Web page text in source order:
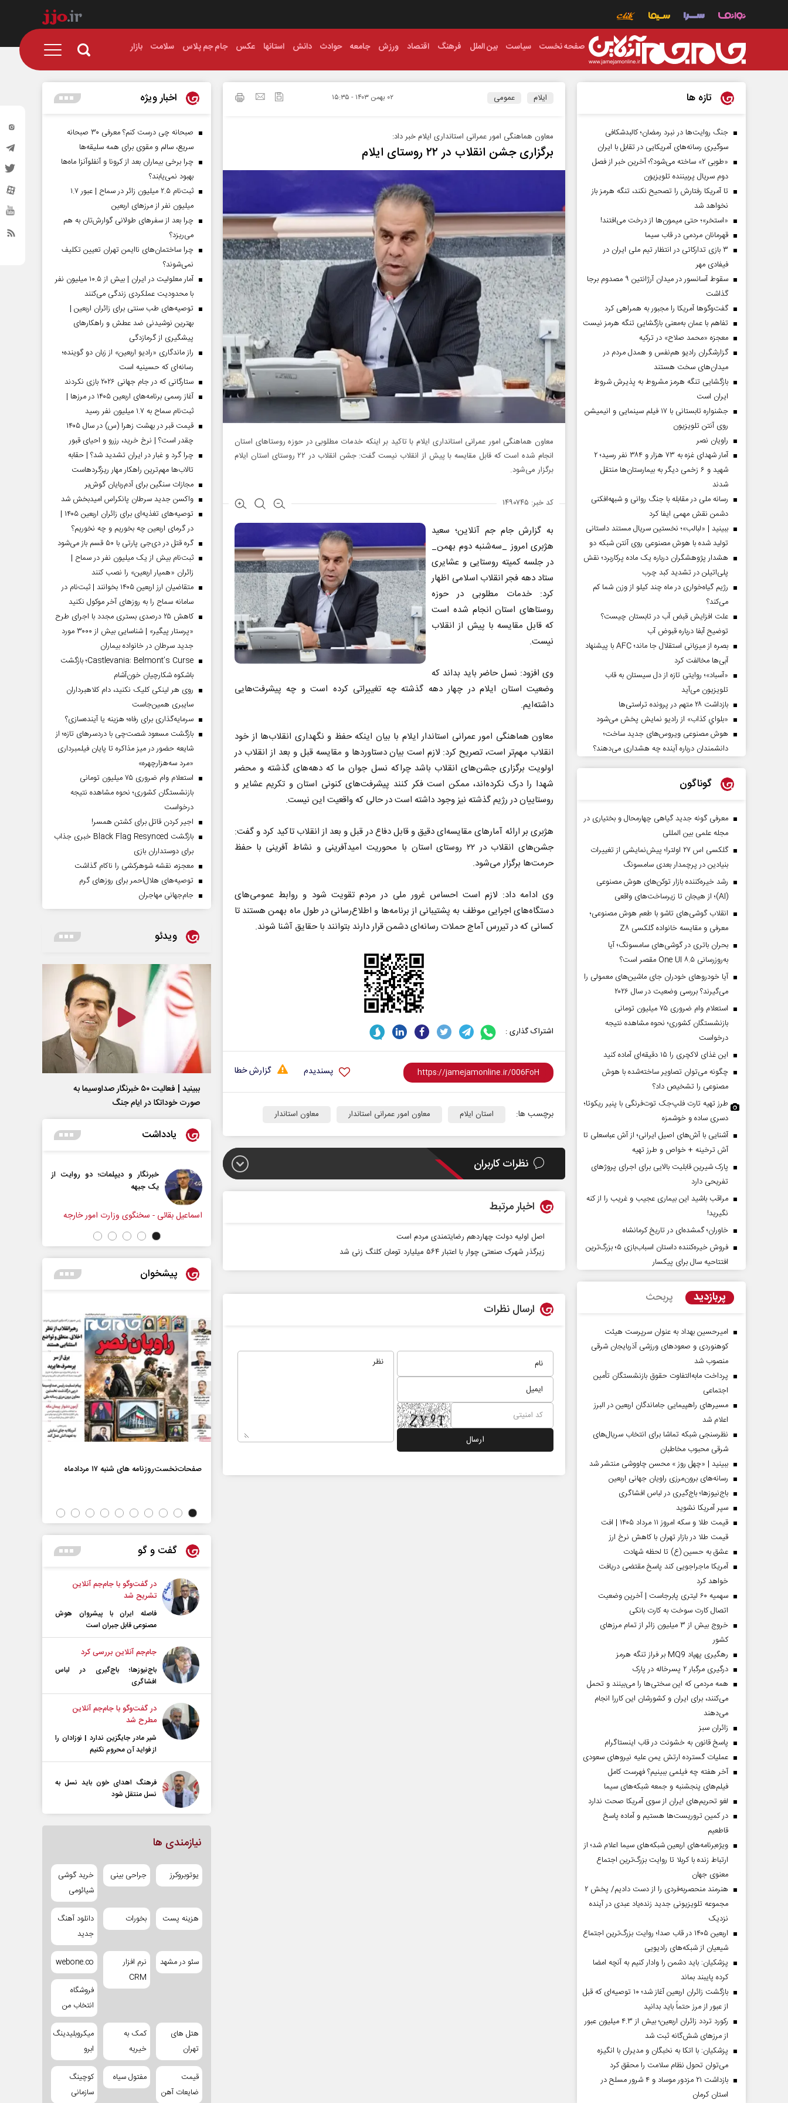
صفحه نخست سیاست بین الملل فرهنگ اقتصاد ورزش جامعه حوادث دانش استانها عکس جام جم پلاس سلامت بازار
ایلام عمومی ۰۲ بهمن ۱۴۰۳ - ۱۵:۳۵
معاون هماهنگی امور عمرانی استانداری ایلام خبر داد:
برگزاری جشن انقلاب در ۲۲ روستای ایلام
معاون هماهنگی امور عمرانی استانداری ایلام با تاکید بر اینکه خدمات مطلوبی در حوزه روستاهای استان
انجام شده است که قابل مقایسه با پیش از انقلاب نیست گفت: جشن انقلاب در ۲۲ روستای استان ایلام
برگزار می‌شود.
کد خبر: ۱۴۹۰۷۴۵
به گزارش جام جم آنلاین؛ سعید
هژبری امروز _سه‌شنبه دوم بهمن_
در جلسه کمیته روستایی و عشایری
ستاد دهه فجر انقلاب اسلامی اظهار
کرد: خدمات مطلوبی در حوزه
روستا‌های استان انجام شده است
که قابل مقایسه با پیش از انقلاب
نیست.
وی افزود: نسل حاضر باید بداند که
وضعیت استان ایلام در چهار دهه گذشته چه تغییراتی کرده است و چه پیشرفت‌هایی
داشته‌ایم.
معاون هماهنگی امور عمرانی استاندار ایلام با بیان اینکه حفظ و نگهداری انقلاب‌ها از خود
انقلاب مهم‌تر است، تصریح کرد: لازم است بیان دستاورد‌ها و مقایسه قبل و بعد از انقلاب در
اولویت برگزاری جشن‌های انقلاب باشد چراکه نسل جوان ما که دهه‌های گذشته و محضر
شهدا را درک نکرده‌اند، ممکن است فکر کنند پیشرفت‌های کنونی استان و تکریم عشایر و
روستاییان در رژیم گذشته نیز وجود داشته است در حالی که واقعیت این نیست.
هژبری بر ارائه آمار‌های مقایسه‌ای دقیق و قابل دفاع در قبل و بعد از انقلاب تاکید کرد و گفت:
جشن‌های انقلاب در ۲۲ روستای استان با محوریت امیدآفرینی و نشاط آفرینی با حفظ
حرمت‌ها برگزار می‌شود.
وی ادامه داد: لازم است احساس غرور ملی در مردم تقویت شود و روابط عمومی‌های
دستگاه‌های اجرایی موظف به پشتیبانی از برنامه‌ها و اطلاع‌رسانی در طول ماه بهمن هستند تا
کسانی که در تیررس آماج حملات رسانه‌ای دشمن قرار دارند بتوانند با حقایق آشنا شوند.
اشتراک گذاری :
گزارش خطا پسندیدم
برچسب ها: استان ایلام معاون امور عمرانی استاندار معاون استاندار
نظرات کاربران
اخبار مرتبط
اصل اولیه دولت چهاردهم رضایتمندی مردم است
زیرگذر شهرک صنعتی چوار با اعتبار ۵۶۴ میلیارد تومان کلنگ زنی شد
ارسال نظرات
تازه ها
جنگ روایت‌ها در نبرد رمضان؛ کالبدشکافی
سوگیری رسانه‌های آمریکایی در تقابل با ایران
«طوبی ۲» ساخته می‌شود؟؛ آخرین خبر از فصل
دوم سریال پربیننده تلویزیون
تا آمریکا رفتارش را تصحیح نکند، تنگه هرمز باز
نخواهد شد
«استخر»‌‌؛ حتی میمون‌ها از درخت می‌افتند!
قهرمانان مردمی در قاب سیما
۳ بازی تدارکاتی در انتظار تیم ملی ایران در
فیفادی مهر
سقوط آسانسور در میدان آرژانتین ۹ مصدوم برجا
گذاشت
گفت‌وگوها آمریکا را مجبور به همراهی کرد
تفاهم با عمان به‌معنی بازگشایی تنگه هرمز نیست
معجزه «محمد صلاح» در ترکیه
گزارشگران رادیو هم‌نفس و همدل مردم در
میدان‌های سخت هستند
بازگشایی تنگه هرمز مشروط به پذیرش شروط
ایران است
جشنواره تابستانی با ۱۷ فیلم سینمایی و انیمیشن
روی آنتن تلویزیون
راویان نصر
آمار شهدای غزه به ۷۳ هزار و ۳۸۴ نفر رسید؛ ۲
شهید و ۶ زخمی دیگر به بیمارستان‌ها منتقل
شدند
رسانه ملی در مقابله با جنگ روانی و شبهه‌افکنی
دشمن نقش مهمی ایفا کرد
ببینید | «لبالب»؛ نخستین سریال مستند داستانی
تولید شده با هوش مصنوعی روی آنتن شبکه دو
هشدار پژوهشگران درباره یک ماده پرکاربرد؛ نقش
پلی‌اتیلن در تشدید کبد چرب
رژیم گیاه‌خواری در ماه چند کیلو از وزن شما کم
می‌کند؟
علت افزایش قبض آب در تابستان چیست؟
توضیح آبفا درباره قبوض آب
بصره از میزبانی استقلال جا ماند؛ AFC با پیشنهاد
آبی‌ها مخالفت کرد
«آسباد»؛ روایتی تازه از دل سیستان به قاب
تلویزیون می‌آید
بازداشت ۲۸ متهم در پرونده تراستی‌ها
«بلواي کذاب» از رادیو نمایش پخش می‌شود
هوش مصنوعی ویروس‌های جدید ساخت؛
دانشمندان درباره آینده چه هشداری می‌دهند؟
گوناگون
معرفی گونه جدید گیاهی چهارمحال و بختیاری در
مجله علمی بین المللی
گلکسی اس ۲۷ اولترا؛ پیش‌نمایشی از تغییرات
بنیادین در پرچمدار بعدی سامسونگ
رشد خیره‌کننده بازار توکن‌های هوش مصنوعی
(AI)؛ از هیجان تا زیرساخت‌های واقعی
انقلاب گوشی‌های تاشو‌ با طعم هوش مصنوعی؛
معرفی و مقایسه خانواده گلکسی Z۸
بحران باتری در گوشی‌های سامسونگ؛ آیا
به‌روزرسانی One UI ۸.۵ مقصر است؟
آیا خودروهای خودران جای ماشین‌های معمولی را
می‌گیرند؟ بررسی وضعیت در سال ۲۰۲۶
استعلام وام ضروری ۷۵ میلیون تومانی
بازنشستگان کشوری؛ نحوه مشاهده نتیجه
درخواست
این غذای لاکچری را ۱۵ دقیقه‌ای آماده کنید
چگونه می‌توان تصاویر ساخته‌شده با هوش
مصنوعی را تشخیص داد؟
طرز تهیه تارت فلپ‌جک توت‌فرنگی با پنیر ریکوتا؛
دسری ساده و خوشمزه
آشنایی با آش‌های اصیل ایرانی؛ از آش عباسعلی تا
آش ترخینه + خواص و طرز تهیه
پارک شیرین قابلیت‌ بالایی برای اجرای پروژهای
تفریحی دارد
مراقب باشید این بیماری عجیب و غریب را از کنه
نگیرید!
خاوران؛ گمشده‌ای در تاریخ کرمانشاه
فروش خیره‌کننده داستان اسباب‌بازی ۵؛ بزرگ‌ترین
افتتاحیه سال برای پیکسار
پربازدید پربحث
امیرحسین بهداد به عنوان سرپرست هیئت
کوهنوردی و صعودهای ورزشی آذربایجان شرقی
منصوب شد
پرداخت مابه‌التفاوت حقوق بازنشستگان تأمین
اجتماعی
مسیر‌های راهپیمایی جاماندگان اربعین در البرز
اعلام شد
نظرسنجی شبکه تماشا برای انتخاب سریال‌های
شرقی محبوب مخاطبان
ببینید | «چهل روز » محسن چاووشی منتشر شد
رسانه‌های برون‌مرزی راویان جهانی اربعین
باج‌نیوزها؛ باج‌گیری در لباس افشاگری
سپر آمریکا نشوید
قیمت طلا و سکه امروز ۱۱ مرداد ۱۴۰۵ | افت
قیمت طلا در بازار تهران با کاهش نرخ ارز
عشق به حسین (ع) تا لحظه شهادت
آمریکا ماجراجویی کند پاسخ مقتضی دریافت
خواهد کرد
سهمیه ۶۰ لیتری پابرجاست | آخرین وضعیت
اتصال کارت سوخت به کارت بانکی
خروج بیش از ۳ میلیون زائر از تمام مرز‌های
کشور
رهگیری پهپاد MQ9 بر فراز تنگه هرمز
درگیری مرگبار ۲ پسرخاله در پارک
همه مردمی که این سختی‌ها را می‌بینند و تحمل
می‌کنند، برای ایران و کشورشان این کاررا انجام
می‌دهند
‌زائران سبز
پاسخ قانون به خشونت در قاب اینستاگرام
عملیات گسترده ارتش یمن علیه نیروهای سعودی
آخر هفته چه فیلمی ببینیم؟ فهرست کامل
فیلم‌های پنجشنبه و جمعه شبکه‌های سیما
لغو تحریم‌های ایران از سوی آمریکا صحت ندارد
در کمین تروریست‌ها هستیم و آماده پاسخ
قاطعیم
ویژه‌برنامه‌های اربعین شبکه‌های سیما اعلام شد؛ از
ارتباط زنده با کربلا تا روایت بزرگ‌ترین اجتماع
معنوی جهان
هنرمند منحصر‌به‌فردی را از دست دادیم/ پخش ۲
مجموعه تلویزیونی جدید زنده‌یاد عبدی در آینده
نزدیک
اربعین ۱۴۰۵ در قاب صدا؛ روایت بزرگ‌ترین اجتماع
شیعیان از شبکه‌های رادیویی
پزشکیان: باید دشمن را وادار کنیم به آنچه امضا
کرده پایبند بماند
بازگشت زائران اربعین آغاز شد؛ ۱۰ توصیه‌ای که قبل
از عبور از مرز حتماً باید بدانید
رکورد تردد زائران اربعین؛ بیش از ۴.۳ میلیون عبور
از مرزهای شش‌گانه ثبت شد
پزشکیان: با اتکا به نخبگان و مدیران با انگیزه
می‌توان تحول نظام سلامت را محقق کرد
بازداشت ۲۱ مزدور موساد و ۴ شرور مسلح در
استان کرمان
اخبار ویژه
صبحانه چی درست کنم؟ معرفی ۳۰ صبحانه
سریع، سالم و مقوی برای همه سلیقه‌ها
چرا برخی بیماران بعد از کرونا و آنفلوآنزا ماه‌ها
بهبود نمی‌یابند؟
ثبت‌نام ۲.۵ میلیون زائر در سماح | عبور ۱.۷
میلیون نفر از مرز‌های اربعین
چرا بعد از سفرهای طولانی گوارش‌تان به هم
می‌ریزد؟
چرا ساختمان‌های ناایمن تهران تعیین تکلیف
نمی‌شوند؟
آمار معلولیت در ایران | بیش از ۱۰.۵ میلیون نفر
با محدودیت عملکردی زندگی می‌کنند
توصیه‌های طب سنتی برای زائران اربعین |
بهترین نوشیدنی ضد عطش و راهکارهای
پیشگیری از گرمازدگی
راز ماندگاری «رادیو اربعین» از زبان دو گوینده؛
رسانه‌ای که حسینیه است
ستارگانی که در جام جهانی ۲۰۲۶ بازی نکردند
آغاز رسمی برنامه‌های اربعین ۱۴۰۵ در مرز‌ها |
ثبت‌نام سماح به ۱.۷ میلیون نفر رسید
قیمت قبر در بهشت زهرا (س) در سال ۱۴۰۵
چقدر است؟ | نرخ خرید، رزرو و احیای قبور
چرا گرد و غبار در ایران تشدید شد؟ | حقابه
تالاب‌ها مهم‌ترین راهکار مهار ریزگردهاست
مجازات سنگین برای آدم‌ربایان گوش‌بر
واکسن جدید سرطان پانکراس امیدبخش شد
توصیه‌های تغذیه‌ای برای زائران اربعین ۱۴۰۵ |
در گرمای اربعین چه بخوریم و چه نخوریم؟
گره قتل در دی‌جی پارتی با ۵۰ قسم باز می‌شود
ثبت‌نام بیش از یک میلیون نفر در سماح |
زائران «همیار اربعین» را نصب کنند
متقاضیان ارز اربعین ۱۴۰۵ بخوانند | ثبت‌نام در
سامانه سماح را به روز‌های آخر موکول نکنید
کاهش ۲۵ درصدی بستری مجدد با اجرای طرح
«پرستار پیگیر» | شناسایی بیش از ۳۰۰۰ مورد
جدید سرطان در خانواده بیماران
Castlevania: Belmont’s Curse؛ بازگشت
باشکوه شکارچیان خون‌آشام
روی هر لینکی کلیک نکنید، دام کلاهبرداران
سایبری همین‌جاست
سرمایه‌گذاری برای رفاه؛ هزینه یا آینده‌سازی؟
بازگشت مسعود شصت‌چی با دردسر‌های تازه؛ از
شایعه حضور در میز مذاکره تا پایان فیلمبرداری
«مرد سه‌هزارچهره»
استعلام وام ضروری ۷۵ میلیون تومانی
بازنشستگان کشوری؛ نحوه مشاهده نتیجه
درخواست
اجیر کردن قاتل برای کشتن همسر!
بازگشت Black Flag Resynced خبری جذاب
برای دوستداران بازی
معجزه، نقشه شوهرکشی را ناکام گذاشت
توصیه‌های هلال‌احمر برای روز‌های گرم
جام‌جهانی مهاجران
ویدئو
ببینید | فعالیت ۵۰ خبرنگار صداوسیما به
صورت خوداتکا در ایام جنگ
یادداشت
آیا سیاست کلان آمریکا ضدایران
عوض شده است؟
- کارشناس مسائل بین‌الملل
سازمان ملل بی‌بدیل نیست
محمدحسن زورق
خبرنگار و دیپلمات؛ دو روایت از
اسماعیل بقائی - سخنگوی وزارت امور خارجه
آیا تفاهم‌نامه حداکثر
پیشخوان
صفحات نخست‌روزنامه‌ها‌ی‌چهارشنبه‌۷‌مردادماه صفحات نخست روزنامه ها‌ی‌سه‌شنبه ۶ مردادماه
صفحات‌نخست‌روزنامه ها‌ی شنبه ۱۷ مردادماه
گفت و گو
در گفت‌و‌گو با جام‌جم آنلاین
تشریح شد
فاصله ایران با پیشرو‌ان هوش
مصنوعی قابل جبران است
جام‌جم آنلاین بررسی کرد
باج‌نیوزها؛ باج‌گیری در لباس
افشاگری
در گفت‌و‌گو با جام‌جم آنلاین
مطرح شد
شیر مادر جایگزین ندارد | نوزادان را
از فواید آن محروم نکنیم
فرهنگ اهدای خون باید نسل به
نسل منتقل شود
نیازمندی ها
یوتوبروکرز جراحی بینی
خرید گوشی
شیائومی
هزینه پست بخورات
دانلود آهنگ
جدید
سئو در مشهد
نرم افزار
CRM
webone.co
فروشگاه
انتخاب من
هتل های
تهران
کمک به
خیریه
میکروبلیدینگ
ابرو
قیمت
ضایعات آهن
مفتول سیاه
کوچینگ
سازمانی